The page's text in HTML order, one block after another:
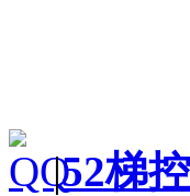
|52梯